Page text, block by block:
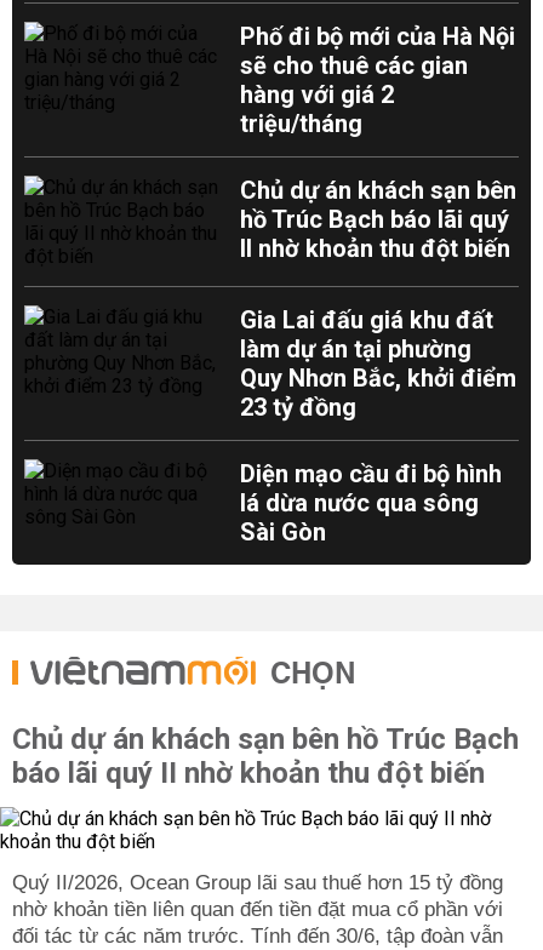
Phố đi bộ mới của Hà Nội
sẽ cho thuê các gian
hàng với giá 2
triệu/tháng
Chủ dự án khách sạn bên
hồ Trúc Bạch báo lãi quý
II nhờ khoản thu đột biến
Gia Lai đấu giá khu đất
làm dự án tại phường
Quy Nhơn Bắc, khởi điểm
23 tỷ đồng
Diện mạo cầu đi bộ hình
lá dừa nước qua sông
Sài Gòn
CHỌN
Chủ dự án khách sạn bên hồ Trúc Bạch
báo lãi quý II nhờ khoản thu đột biến
Quý II/2026, Ocean Group lãi sau thuế hơn 15 tỷ đồng
nhờ khoản tiền liên quan đến tiền đặt mua cổ phần với
đối tác từ các năm trước. Tính đến 30/6, tập đoàn vẫn